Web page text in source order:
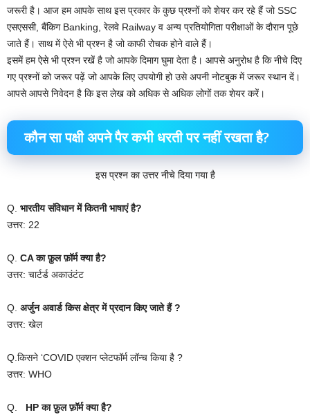
जरूरी है। आज हम आपके साथ इस प्रकार के कुछ प्रश्नों को शेयर कर रहे हैं जो SSC
एसएससी, बैंकिग Banking, रेलवे Railway व अन्य प्रतियोगिता परीक्षाओं के दौरान पूछे
जाते हैं। साथ में ऐसे भी प्रश्न है जो काफी रोचक होने वाले हैं।
इसमें हम ऐसे भी प्रश्न रखें है जो आपके दिमाग घुमा देता है। आपसे अनुरोध है कि नीचे दिए
गए प्रश्नों को जरूर पढ़ें जो आपके लिए उपयोगी हो उसे अपनी नोटबुक में जरूर स्थान दें।
आपसे आपसे निवेदन है कि इस लेख को अधिक से अधिक लोगों तक शेयर करें।
कौन सा पक्षी अपने पैर कभी धरती पर नहीं रखता है?
इस प्रश्न का उत्तर नीचे दिया गया है
Q. भारतीय संविधान में कितनी भाषाएं है?
उत्तर: 22
Q. CA का फ़ुल फ़ॉर्म क्या है?
उत्तर: चार्टर्ड अकाउंटंट
Q. अर्जुन अवार्ड किस क्षेत्र में प्रदान किए जाते हैं ?
उत्तर: खेल
Q.किसने ‘COVID एक्शन प्लेटफॉर्म लॉन्च किया है ?
उत्तर: WHO
Q. HP का फ़ुल फ़ॉर्म क्या है?